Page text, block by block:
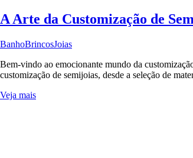
A Arte da Customização de
BanhoBrincosJoias
Bem-vindo ao emocionante mundo da
customização de semijoias, desde a seleção de
Veja mais